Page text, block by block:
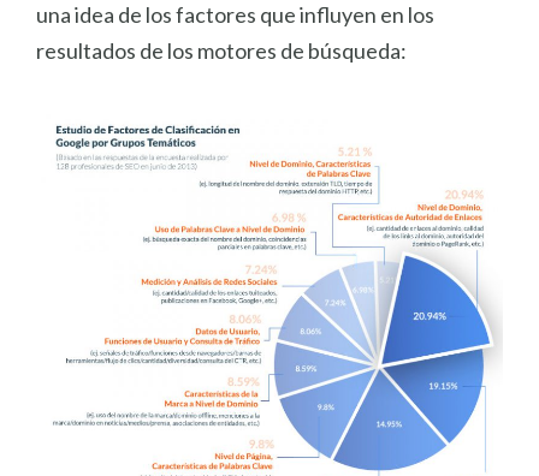
una idea de los factores que influyen en los
resultados de los motores de búsqueda: